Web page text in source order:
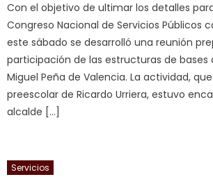
स
लग
आपक
पस
द,
sexy
bbw
a
Con el objetivo de ultimar los detalles
Congreso Nacional de Servicios Públicos
este sábado se desarrolló una reunión
participación de las estructuras de bases
Miguel Peña de Valencia. La actividad,
preescolar de Ricardo Urriera, estuvo
alcalde […]
Servicios